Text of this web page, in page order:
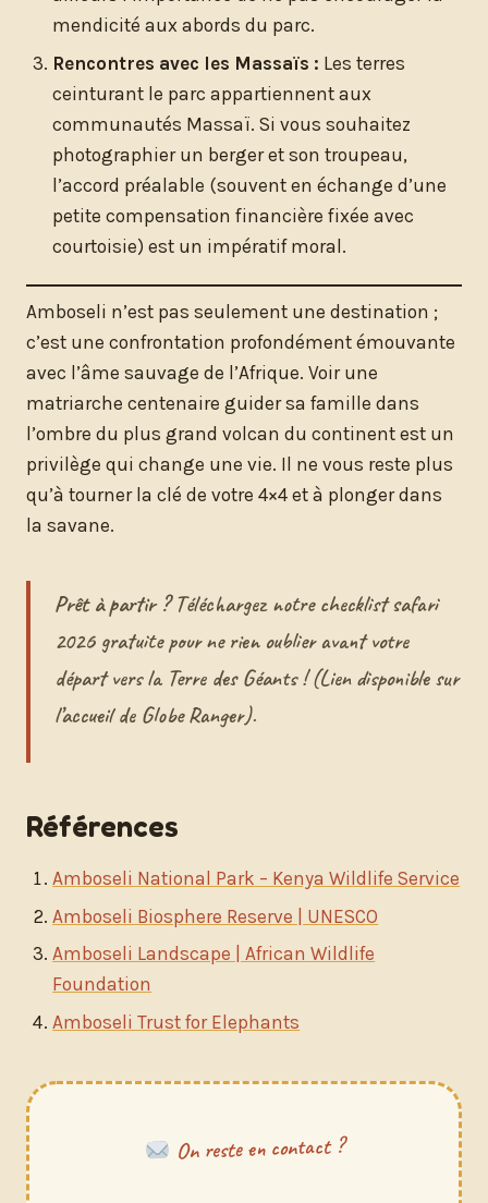
mendicité aux abords du parc.
Rencontres avec les Massaïs : Les terres
ceinturant le parc appartiennent aux
communautés Massaï. Si vous souhaitez
photographier un berger et son troupeau,
l’accord préalable (souvent en échange d’une
petite compensation financière fixée avec
courtoisie) est un impératif moral.
Amboseli n’est pas seulement une destination ;
c’est une confrontation profondément émouvante
avec l’âme sauvage de l’Afrique. Voir une
matriarche centenaire guider sa famille dans
l’ombre du plus grand volcan du continent est un
privilège qui change une vie. Il ne vous reste plus
qu’à tourner la clé de votre 4×4 et à plonger dans
la savane.
Prêt à partir ?Téléchargez notre checklist safari
2026 gratuite pour ne rien oublier avant votre
départ vers la Terre des Géants ! (Lien disponible sur
l’accueil de Globe Ranger).
Références
Amboseli National Park – Kenya Wildlife Service
Amboseli Biosphere Reserve | UNESCO
Amboseli Landscape | African Wildlife
Foundation
Amboseli Trust for Elephants
On reste en contact ?